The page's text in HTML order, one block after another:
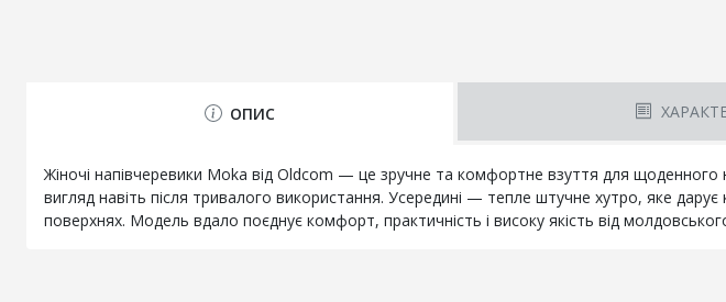
ОПИС
Жіночі напівчеревики Moka від Oldcom — це зручне та комфортне взуття для щоденного
вигляд навіть після тривалого використання. Усередині — тепле штучне хутро, яке
поверхнях. Модель вдало поєднує комфорт, практичність і високу якість від